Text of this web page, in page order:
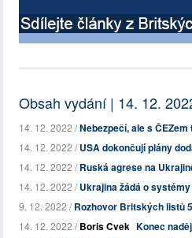
Obsah vydání | 14. 12.
14. 12. 2022 /Nebezpečí, ale s ČEZem
14. 12. 2022 /USA dokončují plány
14. 12. 2022 /Ruská agrese na
14. 12. 2022 /Ukrajina žádá o
9. 12. 2022 /Rozhovor Britských listů
14. 12. 2022 /Boris Cvek Konec